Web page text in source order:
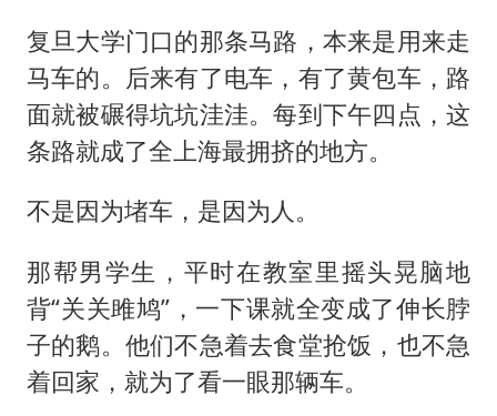
复旦大学门口的那条马路，本来是用来走
马车的。后来有了电车，有了黄包车，路
面就被碾得坑坑洼洼。每到下午四点，这
条路就成了全上海最拥挤的地方。
不是因为堵车，是因为人。
那帮男学生，平时在教室里摇头晃脑地
背“关关雎鸠”，一下课就全变成了伸长脖
子的鹅。他们不急着去食堂抢饭，也不急
着回家，就为了看一眼那辆车。